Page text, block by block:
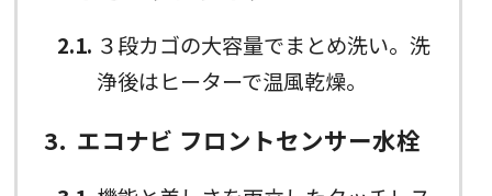
2.1 ３段カゴの大容量でまとめ洗い。洗
浄後はヒーターで温風乾燥。
3 エコナビ フロントセンサー水栓